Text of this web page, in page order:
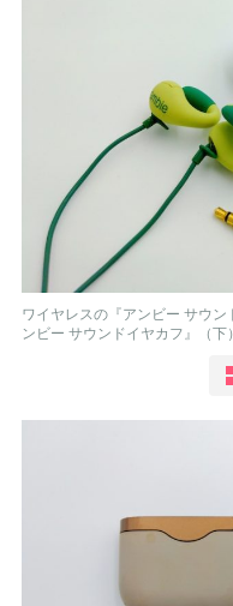
ワイヤレスの『アンビー サウ
ンビー サウンドイヤカフ』（下）